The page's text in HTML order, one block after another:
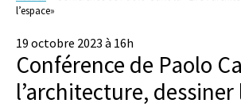
l’espace»
19 octobre 2023 à 16h
Conférence de Paolo
l’architecture, dessiner